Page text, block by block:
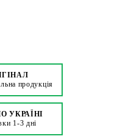
продукція
УКРАЇНІ
1-3 дні